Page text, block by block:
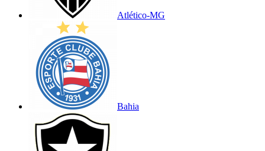
Atlético-MG
Bahia